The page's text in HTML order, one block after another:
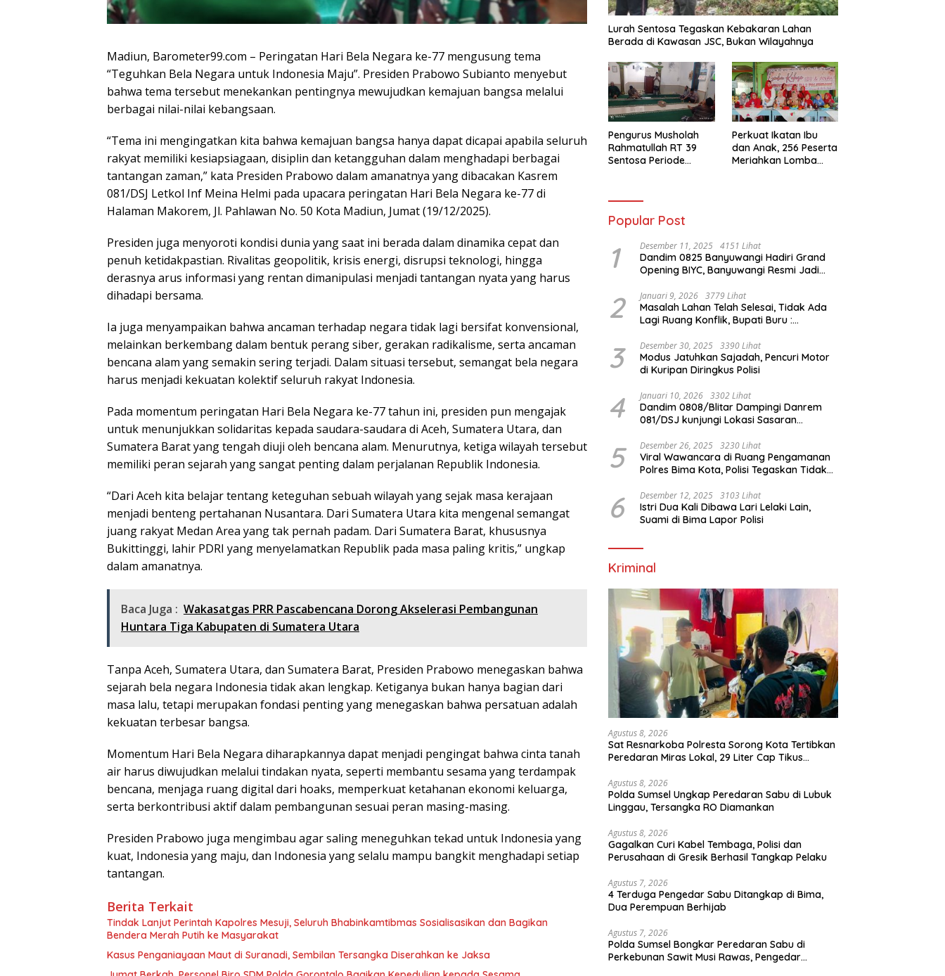
Madiun, Barometer99.com – Peringatan Hari Bela Negara ke-77 mengusung tema
“Teguhkan Bela Negara untuk Indonesia Maju”. Presiden Prabowo Subianto menyebut
bahwa tema tersebut menekankan pentingnya mewujudkan kemajuan bangsa melalui
berbagai nilai-nilai kebangsaan.
“Tema ini mengingatkan kita bahwa kemajuan bangsa hanya dapat dicapai apabila seluruh
rakyat memiliki kesiapsiagaan, disiplin dan ketangguhan dalam menghadapi berbagai
tantangan zaman,” kata Presiden Prabowo dalam amanatnya yang dibacakan Kasrem
081/DSJ Letkol Inf Meina Helmi pada upacara peringatan Hari Bela Negara ke-77 di
Halaman Makorem, Jl. Pahlawan No. 50 Kota Madiun, Jumat (19/12/2025).
Presiden juga menyoroti kondisi dunia yang saat ini berada dalam dinamika cepat dan
penuh ketidakpastian. Rivalitas geopolitik, krisis energi, disrupsi teknologi, hingga
derasnya arus informasi yang rentan dimanipulasi menjadi tantangan nyata yang harus
dihadapi bersama.
Ia juga menyampaikan bahwa ancaman terhadap negara tidak lagi bersifat konvensional,
melainkan berkembang dalam bentuk perang siber, gerakan radikalisme, serta ancaman
bencana alam yang semakin sering terjadi. Dalam situasi tersebut, semangat bela negara
harus menjadi kekuatan kolektif seluruh rakyat Indonesia.
Pada momentum peringatan Hari Bela Negara ke-77 tahun ini, presiden pun mengajak
untuk menunjukkan solidaritas kepada saudara-saudara di Aceh, Sumatera Utara, dan
Sumatera Barat yang tengah diuji oleh bencana alam. Menurutnya, ketiga wilayah tersebut
memiliki peran sejarah yang sangat penting dalam perjalanan Republik Indonesia.
“Dari Aceh kita belajar tentang keteguhan sebuah wilayah yang sejak masa kerajaan
menjadi benteng pertahanan Nusantara. Dari Sumatera Utara kita mengenal semangat
juang rakyat Medan Area yang tak pernah padam. Dari Sumatera Barat, khususnya
Bukittinggi, lahir PDRI yang menyelamatkan Republik pada masa paling kritis,” ungkap
dalam amanatnya.
Baca Juga : Wakasatgas PRR Pascabencana Dorong Akselerasi Pembangunan
Huntara Tiga Kabupaten di Sumatera Utara
Tanpa Aceh, Sumatera Utara, dan Sumatera Barat, Presiden Prabowo menegaskan bahwa
sejarah bela negara Indonesia tidak akan lengkap. Ketiganya bukan hanya bagian dari
masa lalu, tetapi merupakan fondasi penting yang menegaskan bahwa persatuan adalah
kekuatan terbesar bangsa.
Momentum Hari Bela Negara diharapkannya dapat menjadi pengingat bahwa cinta tanah
air harus diwujudkan melalui tindakan nyata, seperti membantu sesama yang terdampak
bencana, menjaga ruang digital dari hoaks, memperkuat ketahanan ekonomi keluarga,
serta berkontribusi aktif dalam pembangunan sesuai peran masing-masing.
Presiden Prabowo juga mengimbau agar saling meneguhkan tekad untuk Indonesia yang
kuat, Indonesia yang maju, dan Indonesia yang selalu mampu bangkit menghadapi setiap
tantangan.
Berita Terkait
Tindak Lanjut Perintah Kapolres Mesuji, Seluruh Bhabinkamtibmas Sosialisasikan dan Bagikan
Bendera Merah Putih ke Masyarakat
Kasus Penganiayaan Maut di Suranadi, Sembilan Tersangka Diserahkan ke Jaksa
Lurah Sentosa Tegaskan Kebakaran Lahan
Berada di Kawasan JSC, Bukan Wilayahnya
Pengurus Musholah
Rahmatullah RT 39
Sentosa Periode
Perkuat Ikatan Ibu
dan Anak, 256 Peserta
Meriahkan Lomba
Popular Post
1 Desember 11, 2025 4151 Lihat
Dandim 0825 Banyuwangi Hadiri Grand
Opening BIYC, Banyuwangi Resmi Jadi
2 Januari 9, 2026 3779 Lihat
Masalah Lahan Telah Selesai, Tidak Ada
Lagi Ruang Konflik, Bupati Buru :
Januari 2026
3 Desember 30, 2025 3390 Lihat
Modus Jatuhkan Sajadah, Pencuri Motor
di Kuripan Diringkus Polisi
4 Januari 10, 2026 3302 Lihat
Dandim 0808/Blitar Dampingi Danrem
081/DSJ kunjungi Lokasi Sasaran
Blitar
5 Desember 26, 2025 3230 Lihat
Viral Wawancara di Ruang Pengamanan
Polres Bima Kota, Polisi Tegaskan Tidak
6 Desember 12, 2025 3103 Lihat
Istri Dua Kali Dibawa Lari Lelaki Lain,
Suami di Bima Lapor Polisi
Kriminal
Agustus 8, 2026
Sat Resnarkoba Polresta Sorong Kota Tertibkan
Peredaran Miras Lokal, 29 Liter Cap Tikus
Agustus 8, 2026
Polda Sumsel Ungkap Peredaran Sabu di Lubuk
Linggau, Tersangka RO Diamankan
Agustus 8, 2026
Gagalkan Curi Kabel Tembaga, Polisi dan
Perusahaan di Gresik Berhasil Tangkap Pelaku
Agustus 7, 2026
4 Terduga Pengedar Sabu Ditangkap di Bima,
Dua Perempuan Berhijab
Agustus 7, 2026
Polda Sumsel Bongkar Peredaran Sabu di
Perkebunan Sawit Musi Rawas, Pengedar